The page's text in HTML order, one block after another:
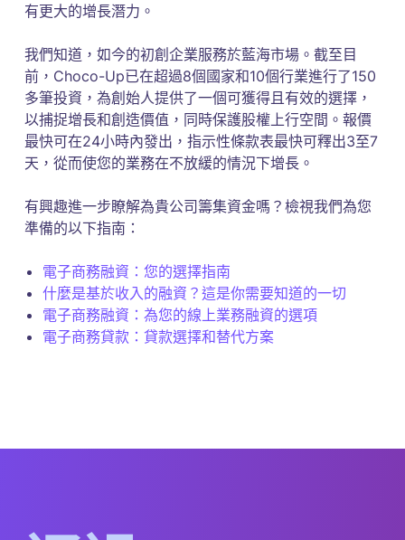
有更大的增長潛力。
我們知道，如今的初創企業服務於藍海市場。截至目
前，Choco-Up已在超過8個國家和10個行業進行了150
多筆投資，為創始人提供了一個可獲得且有效的選擇，
以捕捉增長和創造價值，同時保護股權上行空間。報價
最快可在24小時內發出，指示性條款表最快可釋出3至7
天，從而使您的業務在不放緩的情況下增長。
有興趣進一步瞭解為貴公司籌集資金嗎？檢視我們為您
準備的以下指南：
電子商務融資：您的選擇指南
什麼是基於收入的融資？這是你需要知道的一切
電子商務融資：為您的線上業務融資的選項
電子商務貸款：貸款選擇和替代方案